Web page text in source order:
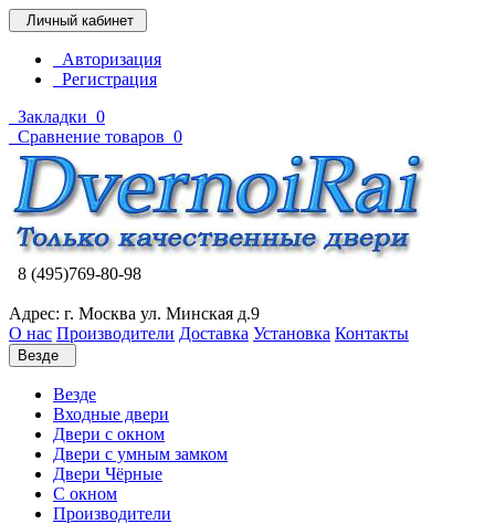
Личный кабинет
Авторизация
Регистрация
Закладки 0
Сравнение товаров 0
8 (495)769-80-98
Адрес: г. Москва ул. Минская д.9
О нас Производители Доставка Установка Контакты
Везде
Везде
Входные двери
Двери с окном
Двери с умным замком
Двери Чёрные
C окном
Производители